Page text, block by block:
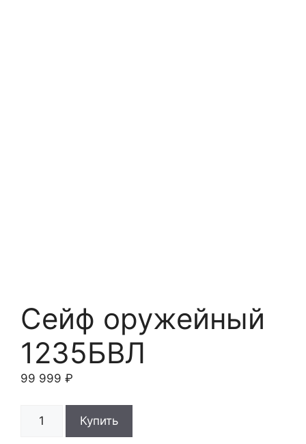
Сейф оружейный
1235БВЛ
99 999 ₽
товара
Купить